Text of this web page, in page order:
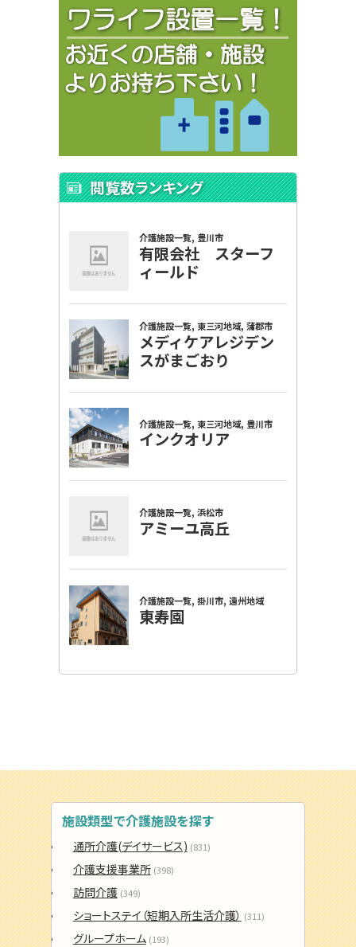
閲覧数ランキング
施設類型で介護施設を探す
通所介護(デイサービス) (831)
介護支援事業所 (398)
訪問介護 (349)
ショートステイ（短期入所生活介護） (311)
グループホーム (193)